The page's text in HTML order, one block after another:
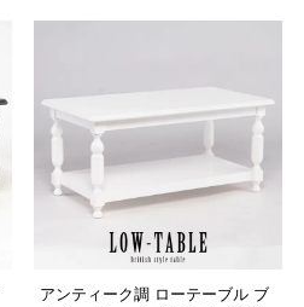
アンティーク調 ローテーブル ブ